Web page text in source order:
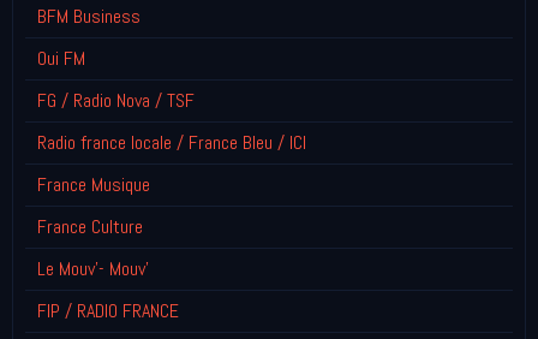
BFM Business
Oui FM
FG / Radio Nova / TSF
Radio france locale / France Bleu / ICI
France Musique
France Culture
Le Mouv'- Mouv'
FIP / RADIO FRANCE